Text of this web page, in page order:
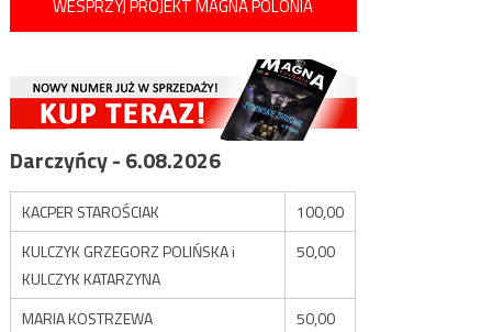
WESPRZYJ PROJEKT MAGNA POLONIA
Darczyńcy - 6.08.2026
KACPER STAROŚCIAK
100,00
KULCZYK GRZEGORZ POLIŃSKA i
KULCZYK KATARZYNA
50,00
MARIA KOSTRZEWA
50,00